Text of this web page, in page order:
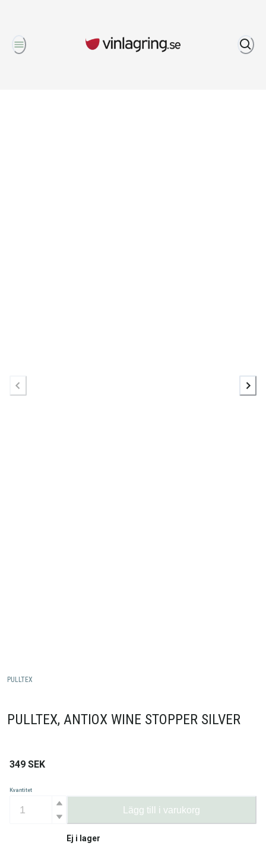
PULLTEX
PULLTEX, ANTIOX WINE STOPPER SILVER
349 SEK
Kvantitet
Lägg till i varukorg
Ej i lager